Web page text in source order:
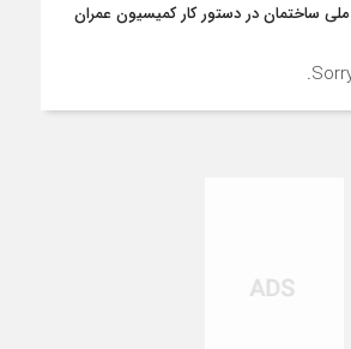
ملی ساختمان در دستور کار کمیسیون عمران